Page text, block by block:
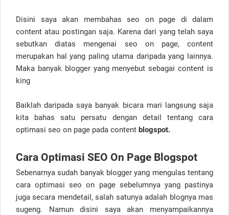
Disini saya akan membahas seo on page di dalam
content atau postingan saja. Karena dari yang telah saya
sebutkan diatas mengenai seo on page, content
merupakan hal yang paling utama daripada yang lainnya.
Maka banyak blogger yang menyebut sebagai content is
king
Baiklah daripada saya banyak bicara mari langsung saja
kita bahas satu persatu dengan detail tentang cara
optimasi seo on page pada content blogspot.
Cara Optimasi SEO On Page Blogspot
Sebenarnya sudah banyak blogger yang mengulas tentang
cara optimasi seo on page sebelumnya yang pastinya
juga secara mendetail, salah satunya adalah blognya mas
sugeng. Namun disini saya akan menyampaikannya